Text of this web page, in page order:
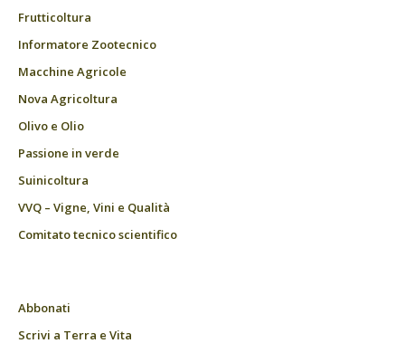
Frutticoltura
Informatore Zootecnico
Macchine Agricole
Nova Agricoltura
Olivo e Olio
Passione in verde
Suinicoltura
VVQ – Vigne, Vini e Qualità
Comitato tecnico scientifico
Abbonati
Scrivi a Terra e Vita